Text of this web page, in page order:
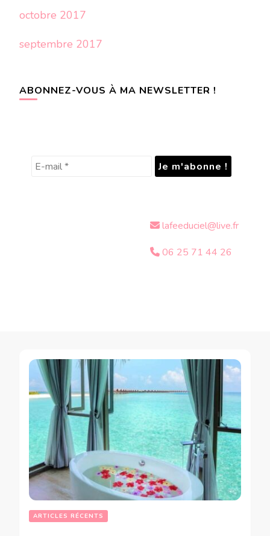
octobre 2017
septembre 2017
ABONNEZ-VOUS À MA NEWSLETTER !
lafeeduciel@live.fr
06 25 71 44 26
ARTICLES RÉCENTS